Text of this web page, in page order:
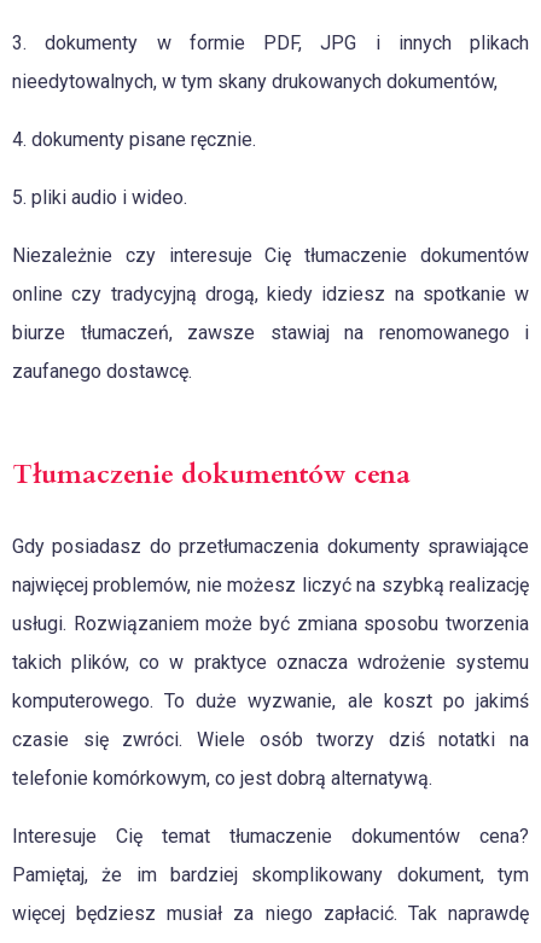
3. dokumenty w formie PDF, JPG i innych plikach
nieedytowalnych, w tym skany drukowanych dokumentów,
4. dokumenty pisane ręcznie.
5. pliki audio i wideo.
Niezależnie czy interesuje Cię tłumaczenie dokumentów
online czy tradycyjną drogą, kiedy idziesz na spotkanie w
biurze tłumaczeń, zawsze stawiaj na renomowanego i
zaufanego dostawcę.
Tłumaczenie dokumentów cena
Gdy posiadasz do przetłumaczenia dokumenty sprawiające
najwięcej problemów, nie możesz liczyć na szybką realizację
usługi. Rozwiązaniem może być zmiana sposobu tworzenia
takich plików, co w praktyce oznacza wdrożenie systemu
komputerowego. To duże wyzwanie, ale koszt po jakimś
czasie się zwróci. Wiele osób tworzy dziś notatki na
telefonie komórkowym, co jest dobrą alternatywą.
Interesuje Cię temat tłumaczenie dokumentów cena?
Pamiętaj, że im bardziej skomplikowany dokument, tym
więcej będziesz musiał za niego zapłacić. Tak naprawdę